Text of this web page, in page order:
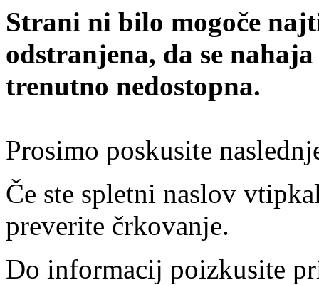
Strani ni bilo mogoče
odstranjena, da se
trenutno nedostopna.
Prosimo poskusite
Če ste spletni naslov
preverite črkovanje.
Do informacij poizkusite